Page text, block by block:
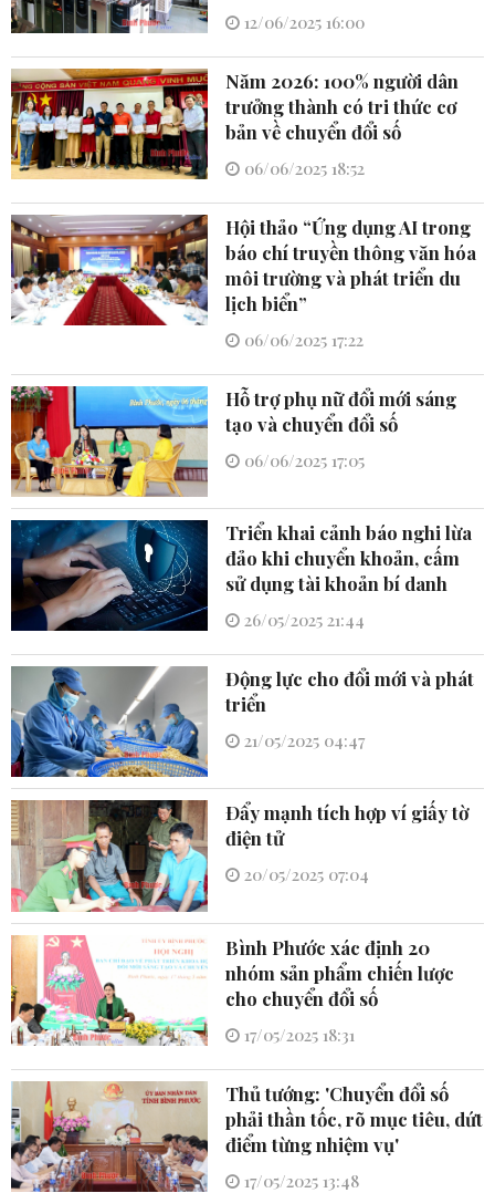
12/06/2025 16:00
Năm 2026: 100% người dân
trưởng thành có tri thức cơ
bản về chuyển đổi số
06/06/2025 18:52
Hội thảo “Ứng dụng AI trong
báo chí truyền thông văn hóa
môi trường và phát triển du
lịch biển”
06/06/2025 17:22
Hỗ trợ phụ nữ đổi mới sáng
tạo và chuyển đổi số
06/06/2025 17:05
Triển khai cảnh báo nghi lừa
đảo khi chuyển khoản, cấm
sử dụng tài khoản bí danh
26/05/2025 21:44
Động lực cho đổi mới và phát
triển
21/05/2025 04:47
Ðẩy mạnh tích hợp ví giấy tờ
điện tử
20/05/2025 07:04
Bình Phước xác định 20
nhóm sản phẩm chiến lược
cho chuyển đổi số
17/05/2025 18:31
Thủ tướng: 'Chuyển đổi số
phải thần tốc, rõ mục tiêu, dứt
điểm từng nhiệm vụ'
17/05/2025 13:48